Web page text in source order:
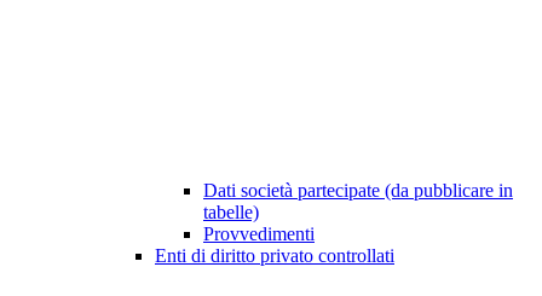
Dati società partecipate (da pubblicare in
tabelle)
Provvedimenti
Enti di diritto privato controllati